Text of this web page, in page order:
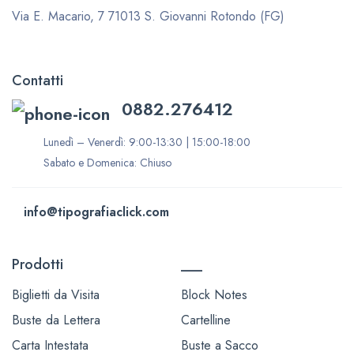
Via E. Macario, 7 71013 S. Giovanni Rotondo (FG)
Contatti
0882.276412
Lunedì – Venerdì: 9:00-13:30 | 15:00-18:00
Sabato e Domenica: Chiuso
info@tipografiaclick.com
Prodotti
Biglietti da Visita
Buste da Lettera
Carta Intestata
Block Notes
Cartelline
Buste a Sacco